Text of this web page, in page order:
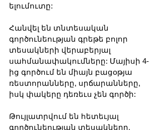
ելումուտը:
Հանվել են տնտեսական
գործունեության գրեթե բոլոր
տեսակների վերաբերյալ
սահմանափակումները: Մայիսի 4-
ից գործում են միայն բացօթյա
ռեստորանները, սրճարանները,
իսկ փակերը դեռեւս չեն գործի:
Թույլատրվում են հետեւյալ
գործունեության տեսակները.